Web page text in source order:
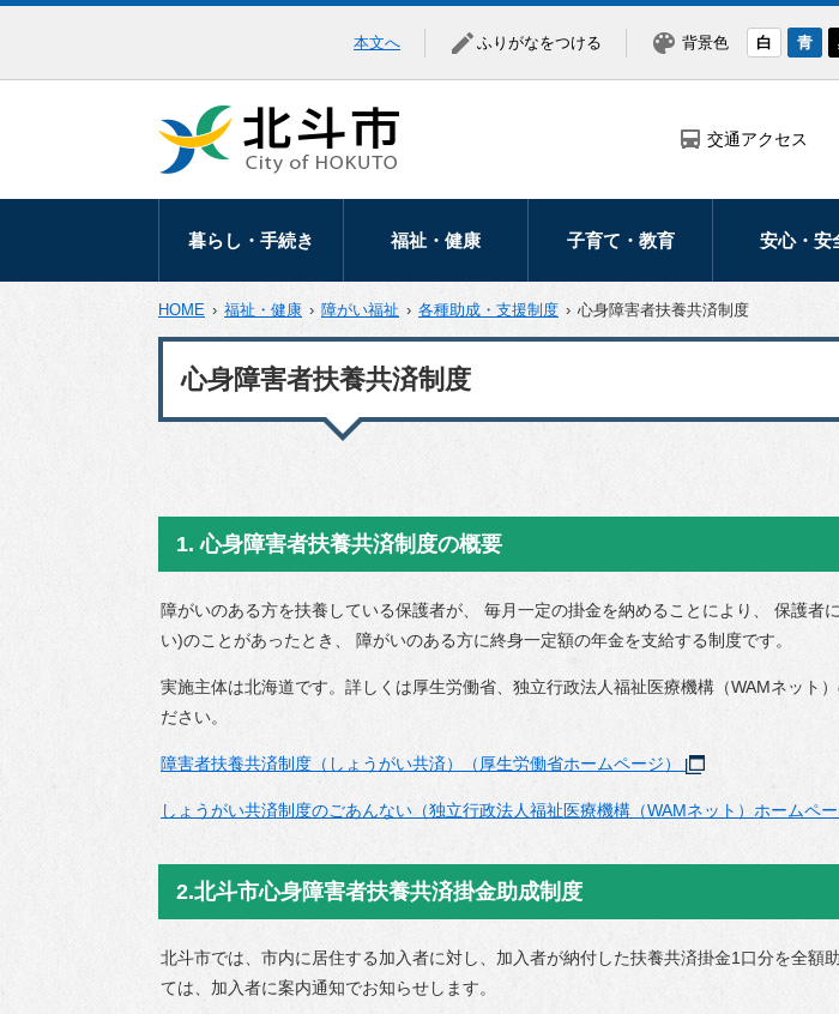
本文へ ふりがなをつける 背景色 白 青
交通アクセス
暮らし・手続き
暮らしの相談
届出・証明
ごみ・リサイクル
環境・衛生
コミュニティ
川・道路
上下水道
多様な性の取り組
み
物価高騰等対策生
活支援事業
福祉・健康
高齢者福祉
医療助成
援
子育て・教育
妊娠・出産
安心・安
HOME › 福祉・健康 › 障がい福祉 › 各種助成・支援制度 › 心身障害者扶養共済制度
心身障害者扶養共済制度
1. 心身障害者扶養共済制度の概要
障がいのある方を扶養している保護者が、 毎月一定の掛金を納めることにより、 保護者
い)のことがあったとき、 障がいのある方に終身一定額の年金を支給する制度です。
実施主体は北海道です。詳しくは厚生労働省、独立行政法人福祉医療機構（WAMネット
ださい。
障害者扶養共済制度（しょうがい共済）（厚生労働省ホームページ）
しょうがい共済制度のごあんない（独立行政法人福祉医療機構（WAMネット）ホームペー
2.北斗市心身障害者扶養共済掛金助成制度
北斗市では、市内に居住する加入者に対し、加入者が納付した扶養共済掛金1口分を全額
ては、加入者に案内通知でお知らせします。